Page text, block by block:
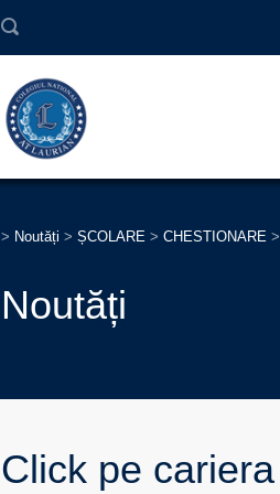
> Noutăți > ȘCOLARE > CHESTIONARE >
Noutăți
Click pe cariera